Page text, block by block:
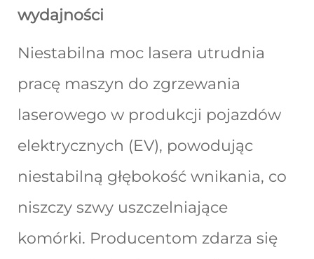
wydajności
Niestabilna moc lasera utrudnia
pracę maszyn do zgrzewania
laserowego w produkcji pojazdów
elektrycznych (EV), powodując
niestabilną głębokość wnikania, co
niszczy szwy uszczelniające
komórki. Producentom zdarza się